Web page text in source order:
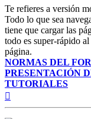
Te refieres a versión
Todo lo que sea
tiene que cargar las
todo es super-rápido
página.
NORMAS DEL
PRESENTACIÓN
TUTORIALES